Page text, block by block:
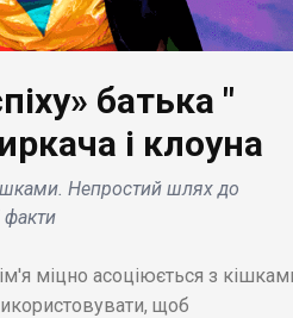
батька "
і клоуна
Непростий шлях до
факти
міцно асоціюється з
щоб
до
нога» .
про